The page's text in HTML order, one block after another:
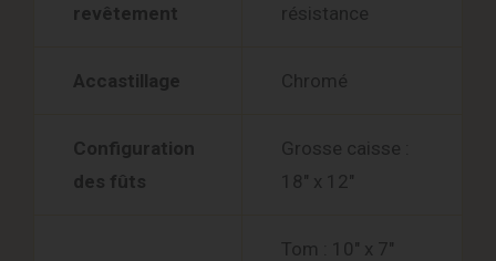
revêtement
résistance
Accastillage Chromé
Configuration
des fûts
Grosse caisse :
18″ x 12″
Tom : 10″ x 7″